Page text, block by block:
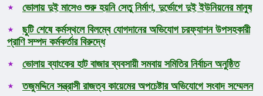
ভোলায় দুই মাসেও শুরু হয়নি সেতু নির্মাণ, দুর্ভোগে দুই ইউনিয়নের মানুষ
ছুটি শেষে কর্মস্থলে বিলম্বে যোগদানের অভিযোগ চরফ্যাশন উপসহকারী
প্রাণি সম্পদ কর্মকর্তার বিরুদ্ধে
ভোলায় ব্যাংকের হাট বাজার ব্যবসায়ী সমবায় সমিতির নির্বাচন অনুষ্ঠিত
তজুমদ্দিনে সন্ত্রাসী রাজত্ব কায়েমের অপচেষ্টার অভিযোগে সংবাদ সম্মেলন